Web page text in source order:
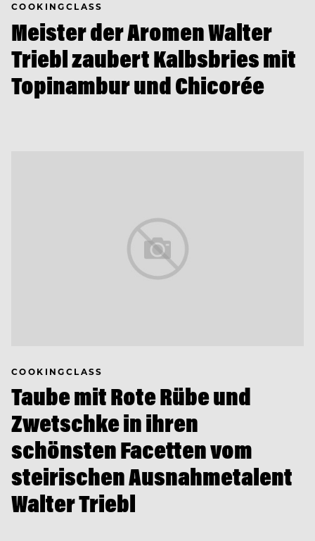
COOKINGCLASS
Meister der Aromen Walter
Triebl zaubert Kalbsbries mit
Topinambur und Chicorée
COOKINGCLASS
Taube mit Rote Rübe und
Zwetschke in ihren
schönsten Facetten vom
steirischen Ausnahmetalent
Walter Triebl